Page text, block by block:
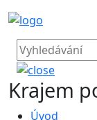
Krajem
Úvod